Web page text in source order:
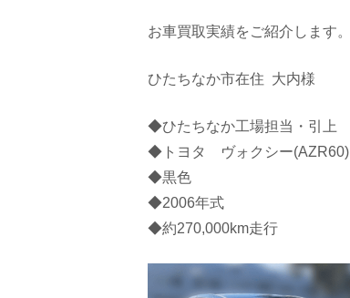
お車買取実績をご紹介します。
ひたちなか市在住 大内様
◆ひたちなか工場担当・引上
◆トヨタ ヴォクシー(AZR60)
◆黒色
◆2006年式
◆約270,000km走行